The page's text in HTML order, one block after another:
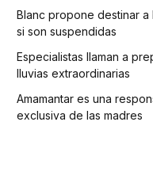
Blanc propone destinar a
si son suspendidas
Especialistas llaman a
lluvias extraordinarias
Amamantar es una
exclusiva de las madres